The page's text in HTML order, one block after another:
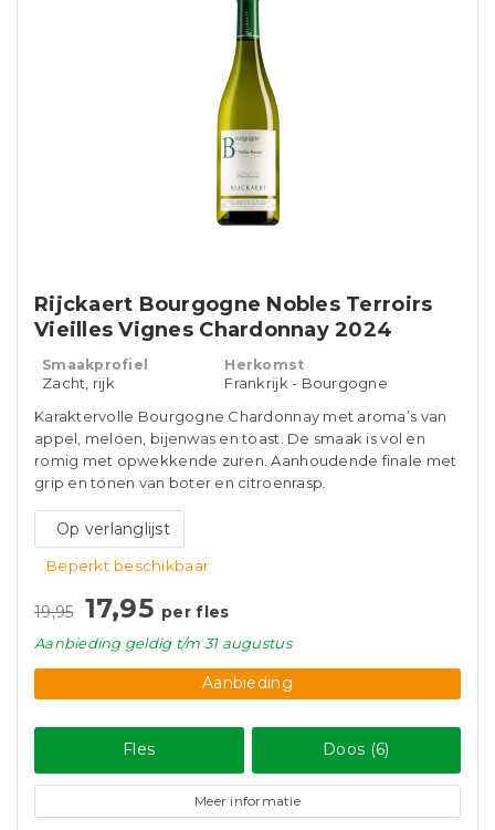
Rijckaert Bourgogne Nobles Terroirs
Vieilles Vignes Chardonnay 2024
Smaakprofiel
Zacht, rijk
Herkomst
Frankrijk - Bourgogne
Karaktervolle Bourgogne Chardonnay met aroma’s van
appel, meloen, bijenwas en toast. De smaak is vol en
romig met opwekkende zuren. Aanhoudende finale met
grip en tonen van boter en citroenrasp.
Op verlanglijst
Beperkt beschikbaar
19,95 17,95 per fles
Aanbieding geldigt/m 31 augustus
Aanbieding
Fles Doos (6)
Meer informatie